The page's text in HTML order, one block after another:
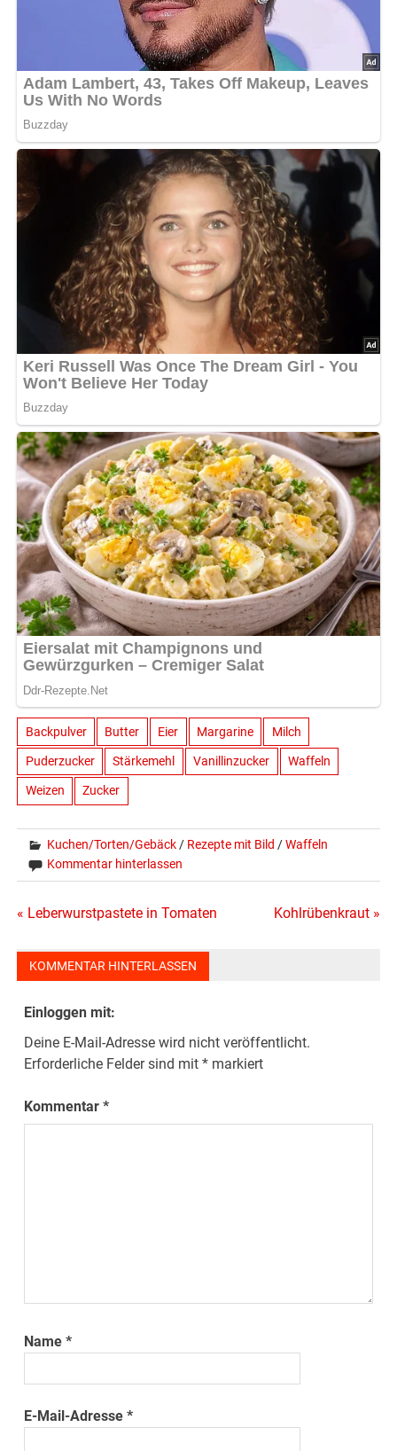
Backpulver Butter Eier Margarine Milch
Puderzucker Stärkemehl Vanillinzucker Waffeln
Weizen Zucker
Kuchen/Torten/Gebäck / Rezepte mit Bild /Waffeln
Kommentar hinterlassen
Beitragsnavigation
« Leberwurstpastete in Tomaten Kohlrübenkraut »
KOMMENTAR HINTERLASSEN
Einloggen mit:
Deine E-Mail-Adresse wird nicht veröffentlicht.
Erforderliche Felder sind mit* markiert
Kommentar*
Name*
E-Mail-Adresse*